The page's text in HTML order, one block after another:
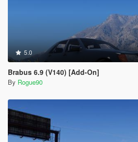
5.0
Brabus 6.9 (V140) [Add-On]
By Rogue90